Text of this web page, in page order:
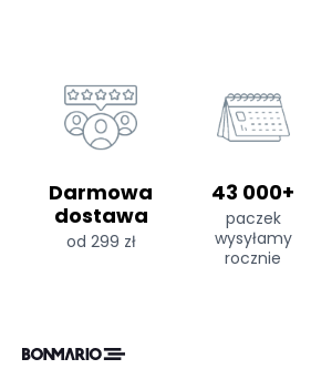
Darmowa
dostawa
od 299 zł
43 000+
paczek
wysyłamy
rocznie